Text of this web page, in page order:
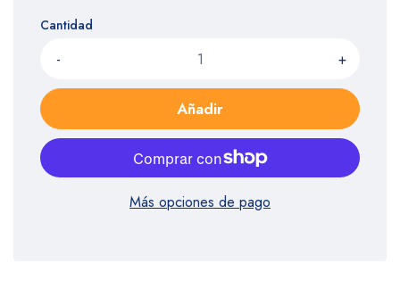
Cantidad
- +
Añadir
Más opciones de pago